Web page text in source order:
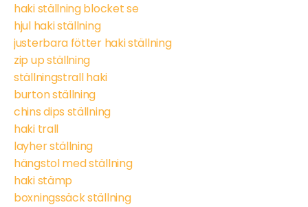
haki ställning blocket se
hjul haki ställning
justerbara fötter haki ställning
zip up ställning
ställningstrall haki
burton ställning
chins dips ställning
haki trall
layher ställning
hängstol med ställning
haki stämp
boxningssäck ställning